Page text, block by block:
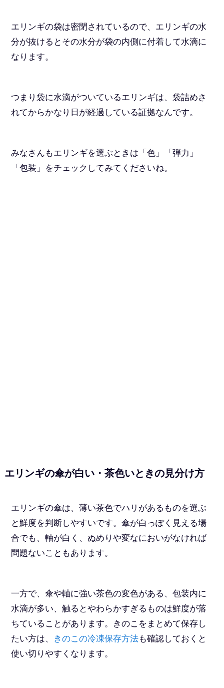
エリンギの袋は密閉されているので、エリンギの水
分が抜けるとその水分が袋の内側に付着して水滴に
なります。
つまり袋に水滴がついているエリンギは、袋詰めさ
れてからかなり日が経過している証拠なんです。
みなさんもエリンギを選ぶときは「色」「弾力」
「包装」をチェックしてみてくださいね。
エリンギの傘が白い・茶色いときの見分け方
エリンギの傘は、薄い茶色でハリがあるものを選ぶ
と鮮度を判断しやすいです。傘が白っぽく見える場
合でも、軸が白く、ぬめりや変なにおいがなければ
問題ないこともあります。
一方で、傘や軸に強い茶色の変色がある、包装内に
水滴が多い、触るとやわらかすぎるものは鮮度が落
ちていることがあります。きのこをまとめて保存し
たい方は、 きのこの冷凍保存方法も確認しておくと
使い切りやすくなります。